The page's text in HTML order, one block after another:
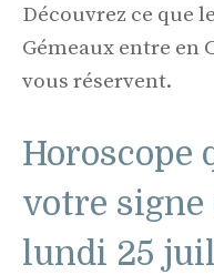
Découvrez ce que
Gémeaux entre en
vous réservent.
Horoscope
votre signe
lundi 25